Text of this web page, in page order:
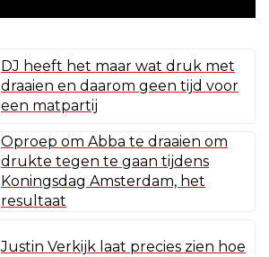
DJ heeft het maar wat druk met
draaien en daarom geen tijd voor
een matpartij
Oproep om Abba te draaien om
drukte tegen te gaan tijdens
Koningsdag Amsterdam, het
resultaat
Justin Verkijk laat precies zien hoe